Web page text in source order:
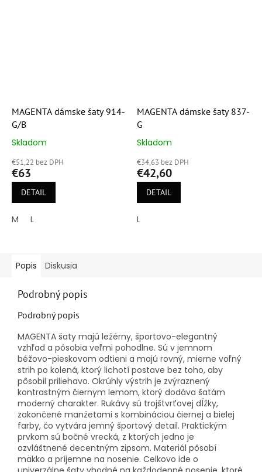
MAGENTA dámske šaty 914-
G/B
Priemerné
produktu
je
5,0
hviezdičiek.
Skladom
€51,22 bez DPH
€63
DETAIL
M L
MAGENTA dámske šaty 837-
G
Priemerné
produktu
je
5,0
hviezdičiek.
Skladom
€34,63 bez DPH
€42,60
DETAIL
L
Popis Diskusia
Podrobný popis
Podrobný popis
MAGENTA šaty majú ležérny, športovo-elegantný
vzhľad a pôsobia veľmi pohodlne. Sú v jemnom
béžovo-pieskovom odtieni a majú rovný, mierne voľný
strih po kolená, ktorý lichotí postave bez toho, aby
pôsobil priliehavo. Okrúhly výstrih je zvýraznený
kontrastným čiernym lemom, ktorý dodáva šatám
moderný charakter. Rukávy sú trojštvrťovej dĺžky,
zakončené manžetami s kombináciou čiernej a bielej
farby, čo vytvára jemný športový detail. Praktickým
prvkom sú bočné vrecká, z ktorých jedno je
ozvláštnené decentným zipsom. Materiál pôsobí
mäkko a príjemne na nosenie. Celkovo ide o